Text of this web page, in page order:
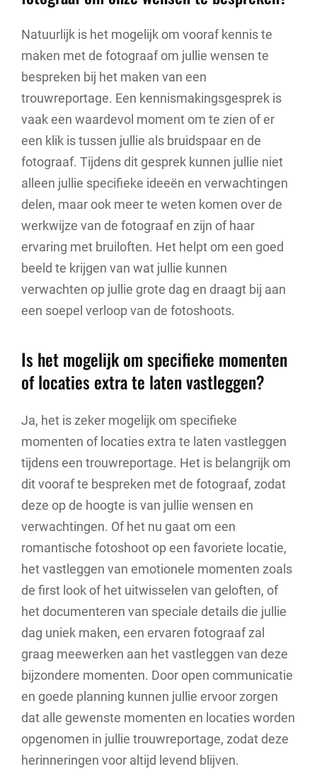
Natuurlijk is het mogelijk om vooraf kennis te
maken met de fotograaf om jullie wensen te
bespreken bij het maken van een
trouwreportage. Een kennismakingsgesprek is
vaak een waardevol moment om te zien of er
een klik is tussen jullie als bruidspaar en de
fotograaf. Tijdens dit gesprek kunnen jullie niet
alleen jullie specifieke ideeën en verwachtingen
delen, maar ook meer te weten komen over de
werkwijze van de fotograaf en zijn of haar
ervaring met bruiloften. Het helpt om een goed
beeld te krijgen van wat jullie kunnen
verwachten op jullie grote dag en draagt bij aan
een soepel verloop van de fotoshoots.
Is het mogelijk om specifieke momenten
of locaties extra te laten vastleggen?
Ja, het is zeker mogelijk om specifieke
momenten of locaties extra te laten vastleggen
tijdens een trouwreportage. Het is belangrijk om
dit vooraf te bespreken met de fotograaf, zodat
deze op de hoogte is van jullie wensen en
verwachtingen. Of het nu gaat om een
romantische fotoshoot op een favoriete locatie,
het vastleggen van emotionele momenten zoals
de first look of het uitwisselen van geloften, of
het documenteren van speciale details die jullie
dag uniek maken, een ervaren fotograaf zal
graag meewerken aan het vastleggen van deze
bijzondere momenten. Door open communicatie
en goede planning kunnen jullie ervoor zorgen
dat alle gewenste momenten en locaties worden
opgenomen in jullie trouwreportage, zodat deze
herinneringen voor altijd levend blijven.